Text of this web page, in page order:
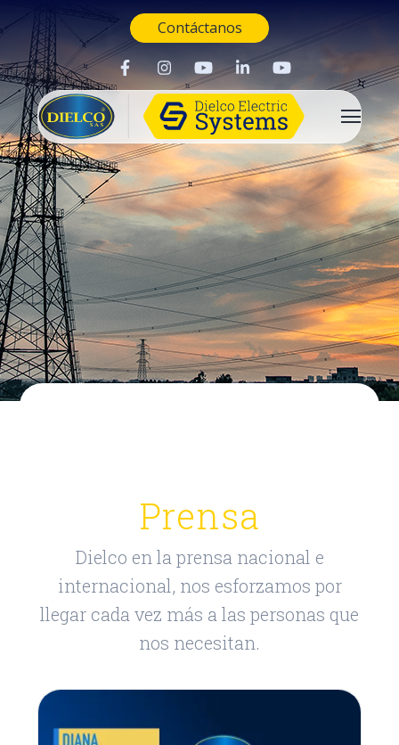
Contáctanos
Prensa
Dielco en la prensa nacional e
internacional, nos esforzamos por
llegar cada vez más a las personas que
nos necesitan.